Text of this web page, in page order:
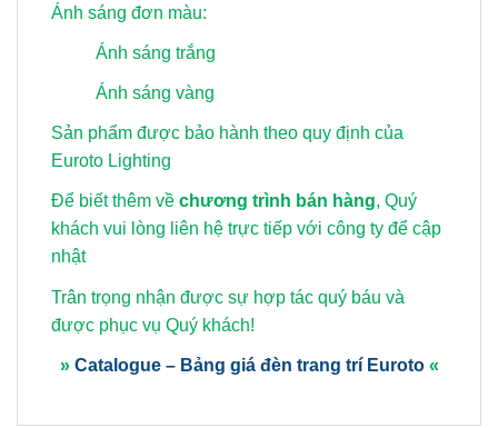
Ánh sáng đơn màu:
Ánh sáng trắng
Ánh sáng vàng
Sản phẩm được bảo hành theo quy định của
Euroto Lighting
Để biết thêm về chương trình bán hàng, Quý
khách vui lòng liên hệ trực tiếp với công ty để cập
nhật
Trân trọng nhận được sự hợp tác quý báu và
được phục vụ Quý khách!
» Catalogue – Bảng giá đèn trang trí Euroto «